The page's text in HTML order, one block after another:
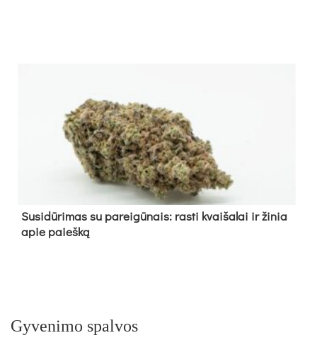
Su­si­dū­ri­mas su pa­rei­gū­nais: ras­ti kvai­ša­lai ir ži­nia
apie paieš­ką
Gyvenimo spalvos